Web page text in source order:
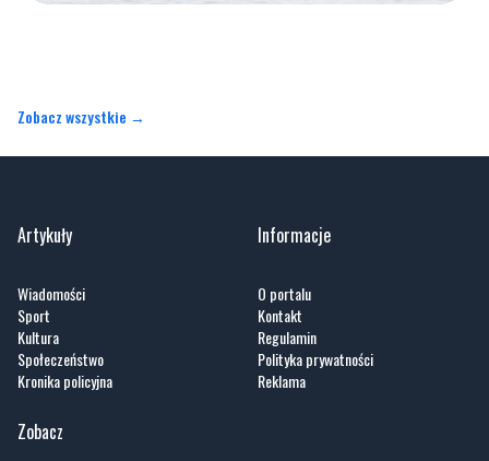
Zobacz wszystkie →
Artykuły
Wiadomości
Sport
Kultura
Społeczeństwo
Kronika policyjna
Informacje
O portalu
Kontakt
Regulamin
Polityka prywatności
Reklama
Zobacz